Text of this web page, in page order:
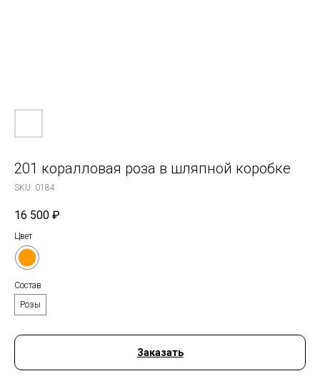
201 коралловая роза в шляпной коробке
SKU: 0184
16 500 ₽
Цвет
Состав
Розы
Заказать